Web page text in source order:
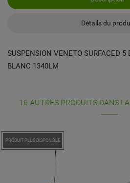
Détails du
SUSPENSION VENETO SURFACED 5
BLANC 1340LM
16 AUTRES PRODUITS DANS
PRODUIT PLUS DISPONIBLE